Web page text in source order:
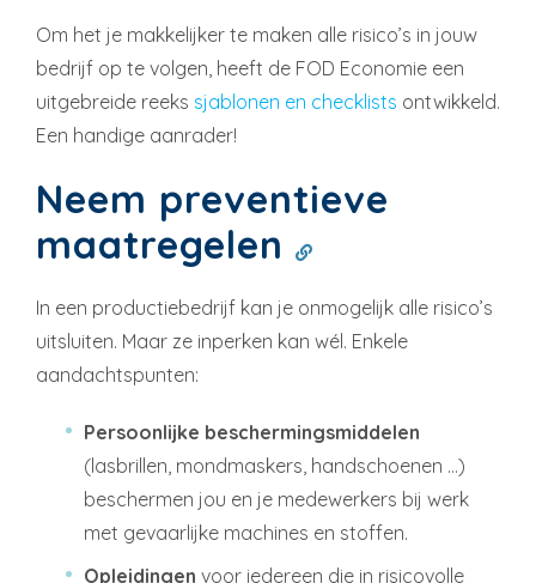
Om het je makkelijker te maken alle risico’s in jouw
bedrijf op te volgen, heeft de FOD Economie een
uitgebreide reeks sjablonen en checklists ontwikkeld.
Een handige aanrader!
Neem preventieve
maatregelen
In een productiebedrijf kan je onmogelijk alle risico’s
uitsluiten. Maar ze inperken kan wél. Enkele
aandachtspunten:
Persoonlijke beschermingsmiddelen
(lasbrillen, mondmaskers, handschoenen …)
beschermen jou en je medewerkers bij werk
met gevaarlijke machines en stoffen.
Opleidingen voor iedereen die in risicovolle